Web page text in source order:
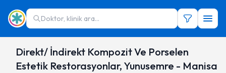
Doktor, klinik ara...
Direkt/ İndirekt Kompozit Ve Porselen
Estetik Restorasyonlar, Yunusemre - Manisa